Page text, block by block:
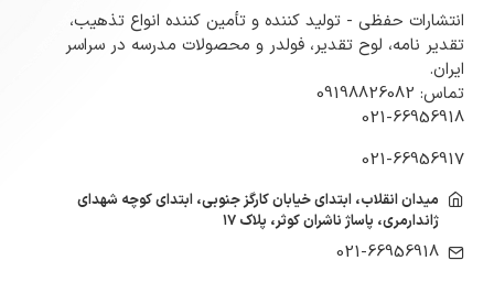
انتشارات حفظی - تولید کننده و تأمین کننده انواع تذهیب،
تقدیر نامه، لوح تقدیر، فولدر و محصولات مدرسه در سراسر
ایران.
تماس: 09198826082
021-66956918
021-66956917
میدان انقلاب، ابتدای خیابان کارگز جنوبی، ابتدای کوچه شهدای
ژاندارمری، پاساژ ناشران کوثر، پلاک ۱۷
021-66956918